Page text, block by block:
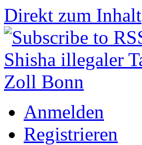
Direkt zum Inhalt
Anmelden
Registrieren